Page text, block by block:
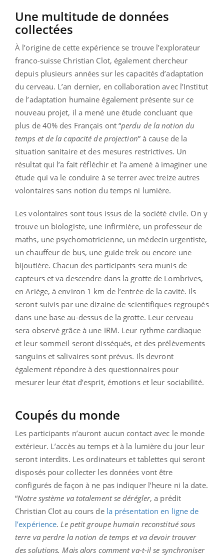
Une multitude de données
collectées
À l’origine de cette expérience se trouve l’explorateur
franco-suisse Christian Clot, également chercheur
depuis plusieurs années sur les capacités d’adaptation
du cerveau. L’an dernier, en collaboration avec l’Institut
de l’adaptation humaine également présente sur ce
nouveau projet, il a mené une étude concluant que
plus de 40% des Français ont “perdu de la notion du
temps et de la capacité de projection” à cause de la
situation sanitaire et des mesures restrictives. Un
résultat qui l’a fait réfléchir et l’a amené à imaginer une
étude qui va le conduire à se terrer avec treize autres
volontaires sans notion du temps ni lumière.
Les volontaires sont tous issus de la société civile. On y
trouve un biologiste, une infirmière, un professeur de
maths, une psychomotricienne, un médecin urgentiste,
un chauffeur de bus, une guide trek ou encore une
bijoutière. Chacun des participants sera munis de
capteurs et va descendre dans la grotte de Lombrives,
en Ariège, à environ 1 km de l’entrée de la cavité. Ils
seront suivis par une dizaine de scientifiques regroupés
dans une base au-dessus de la grotte. Leur cerveau
sera observé grâce à une IRM. Leur rythme cardiaque
et leur sommeil seront disséqués, et des prélèvements
sanguins et salivaires sont prévus. Ils devront
également répondre à des questionnaires pour
mesurer leur état d’esprit, émotions et leur sociabilité.
Coupés du monde
Les participants n’auront aucun contact avec le monde
extérieur. L’accès au temps et à la lumière du jour leur
seront interdits. Les ordinateurs et tablettes qui seront
disposés pour collecter les données vont être
configurés de façon à ne pas indiquer l’heure ni la date.
“Notre système va totalement se dérégler, a prédit
Christian Clot au cours de la présentation en ligne de
l’expérience.Le petit groupe humain reconstitué sous
terre va perdre la notion de temps et va devoir trouver
des solutions. Mais alors comment va-t-il se synchroniser